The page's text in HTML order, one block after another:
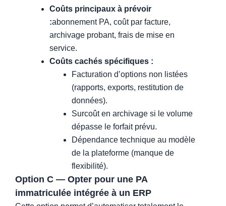
Coûts principaux à prévoir
:abonnement PA, coût par facture,
archivage probant, frais de mise en
service.
Coûts cachés spécifiques :
Facturation d’options non listées
(rapports, exports, restitution de
données).
Surcoût en archivage si le volume
dépasse le forfait prévu.
Dépendance technique au modèle
de la plateforme (manque de
flexibilité).
Option C — Opter pour une PA
immatriculée intégrée à un ERP